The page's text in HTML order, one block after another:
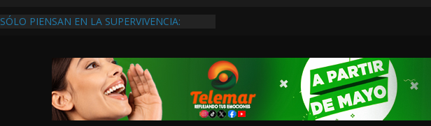
PIENSAN EN LA SUPERVIVENCIA:
REHABILITAR EL CAMINO #LA
DEL NORTE
A CAMPAMENTOS TORTUGUEROS,
LAYDA SE “LEVANTA LA CORBATA” PARA
APOYA A LA ECOLOGÍA: COSGAYA